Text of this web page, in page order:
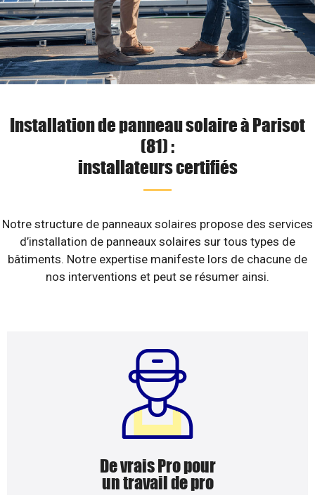
Installation de panneau solaire à Parisot
(81) :
installateurs certifiés
Notre structure de panneaux solaires propose des services
d’installation de panneaux solaires sur tous types de
bâtiments. Notre expertise manifeste lors de chacune de
nos interventions et peut se résumer ainsi.
De vrais Pro pour
un travail de pro